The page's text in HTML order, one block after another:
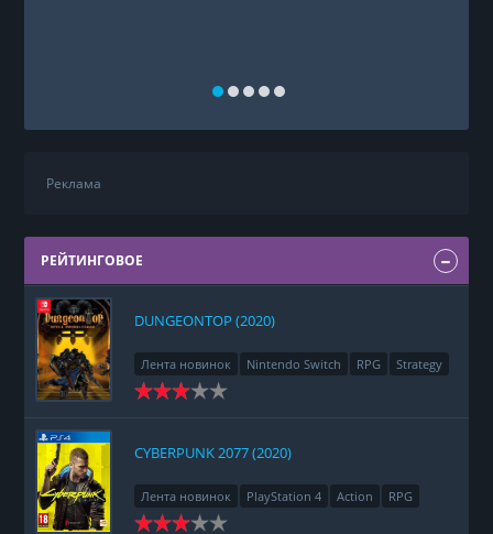
Реклама
РЕЙТИНГОВОЕ
DUNGEONTOP (2020)
Лента новинок Nintendo Switch RPG Strategy
CYBERPUNK 2077 (2020)
Лента новинок PlayStation 4 Action
RPG
Racing
Adventure